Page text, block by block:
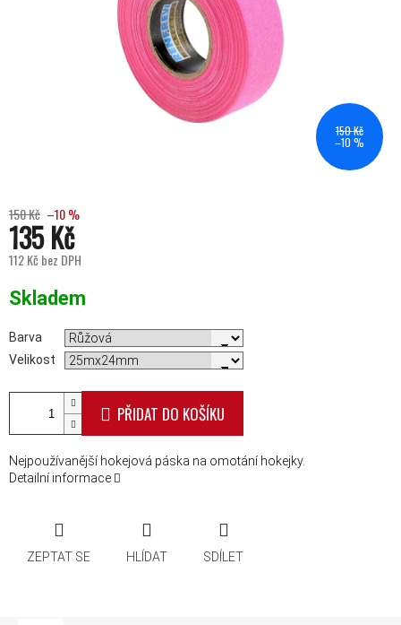
150 Kč
–10 %
150 Kč –10 %
135 Kč
112 Kč bez DPH
Skladem
Barva
Velikost
PŘIDAT DO KOŠÍKU
Nejpoužívanější hokejová páska na omotání hokejky.
Detailní informace
ZEPTAT SE HLÍDAT SDÍLET